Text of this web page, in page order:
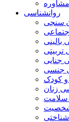
روانشناسی
سنجی
بالینی
تربیتی
جنایی
جنسی
کودک
زنان
سلامت
شخصیت